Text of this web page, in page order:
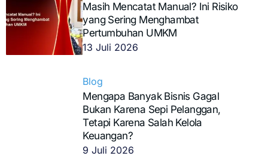
Masih Mencatat Manual? Ini Risiko
yang Sering Menghambat
Pertumbuhan UMKM
13 Juli 2026
Blog
Mengapa Banyak Bisnis Gagal
Bukan Karena Sepi Pelanggan,
Tetapi Karena Salah Kelola
Keuangan?
9 Juli 2026